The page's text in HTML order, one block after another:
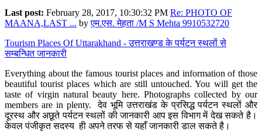
Last post: February 28, 2017, 10:30:32 PM Re: PHOTO OF
MAANA,LAST ... byएम.एस. मेहता /M S Mehta 9910532720
Tourism Places Of Uttarakhand - उत्तराखण्ड के पर्यटन स्थलों से
सम्बन्धित जानकारी
Everything about the famous tourist places and information of those
beautiful tourist places which are still untouched. You will get the
taste of virgin natural beauty here. Photographs collected by our
members are in plenty. देव भूमि उत्तराखंड के प्रसिद्ध पर्यटन स्थलों और
दूरस्थ और अछूते पर्यटन स्थलों की जानकारी आप इस विभाग में देख सकते है।
केवल पंजीकृत सदस्य ही अपने तरफ से यहाँ जानकारी डाल सकते है।